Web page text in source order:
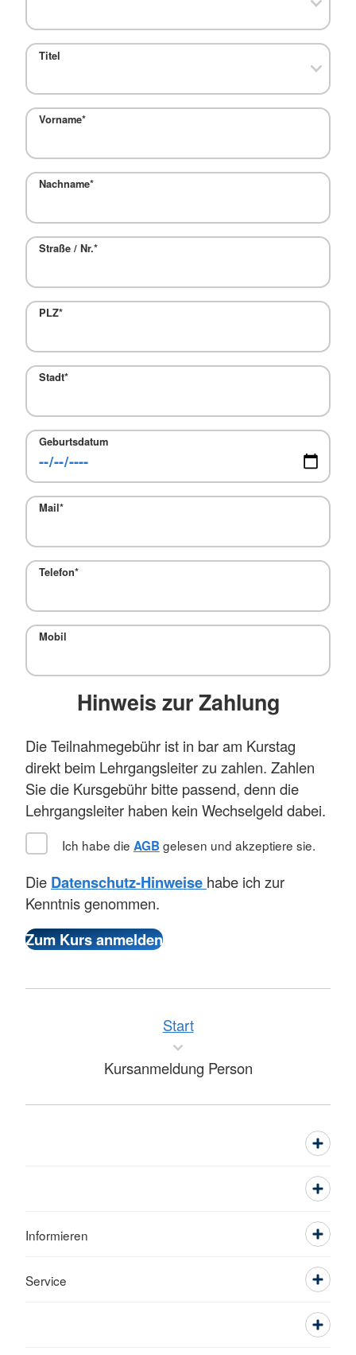
Titel
Vorname*
Nachname*
Straße / Nr.*
PLZ*
Stadt*
Geburtsdatum
Mail*
Telefon*
Mobil
Hinweis zur Zahlung
Die Teilnahmegebühr ist in bar am Kurstag
direkt beim Lehrgangsleiter zu zahlen. Zahlen
Sie die Kursgebühr bitte passend, denn die
Lehrgangsleiter haben kein Wechselgeld dabei.
Ich habe die AGBgelesen und akzeptiere sie.
Die Datenschutz-Hinweise habe ich zur
Kenntnis genommen.
Start
Kursanmeldung Person
Informieren
Service